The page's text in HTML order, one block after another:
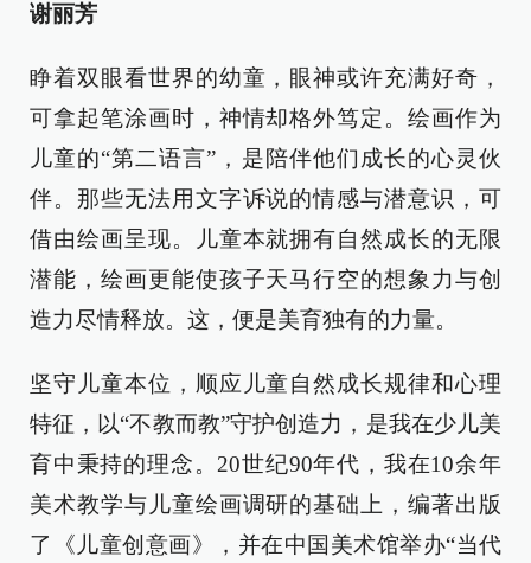
谢丽芳
睁着双眼看世界的幼童，眼神或许充满好奇，
可拿起笔涂画时，神情却格外笃定。绘画作为
儿童的“第二语言”，是陪伴他们成长的心灵伙
伴。那些无法用文字诉说的情感与潜意识，可
借由绘画呈现。儿童本就拥有自然成长的无限
潜能，绘画更能使孩子天马行空的想象力与创
造力尽情释放。这，便是美育独有的力量。
坚守儿童本位，顺应儿童自然成长规律和心理
特征，以“不教而教”守护创造力，是我在少儿美
育中秉持的理念。20世纪90年代，我在10余年
美术教学与儿童绘画调研的基础上，编著出版
了《儿童创意画》，并在中国美术馆举办“当代